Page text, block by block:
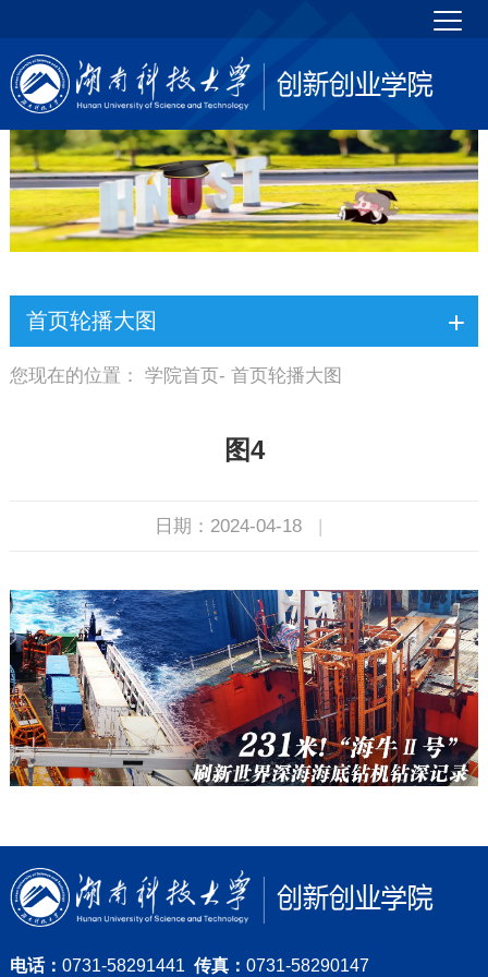
首页轮播大图
您现在的位置： 学院首页- 首页轮播大图
图4
日期：2024-04-18
电话： 0731-58291441 传真： 0731-58290147